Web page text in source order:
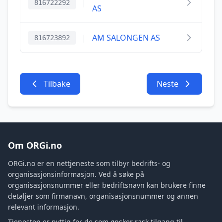
816722292
AS
816723892 | AM SALONGEN AS
Tilbake Neste
Om ORGi.no
ORGi.no er en nettjeneste som tilbyr bedrifts- og
organisasjonsinformasjon. Ved å søke på
organisasjonsnummer eller bedriftsnavn kan brukere finne
detaljer som firmanavn, organisasjonsnummer og annen
relevant informasjon.